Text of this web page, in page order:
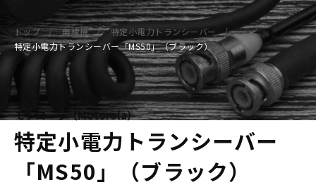
トップ 無線機
特定小電力トランシーバー
特定小電力トランシーバー「MS50」（ブラック）
モトローラ（Motorola）
特定小電力トランシーバー
「MS50」（ブラック）